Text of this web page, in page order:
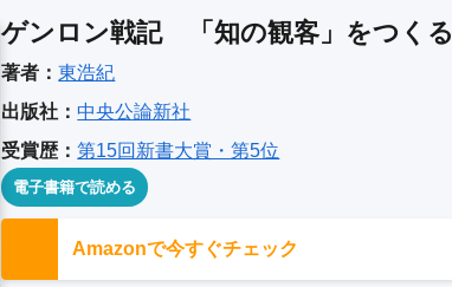
ゲンロン戦記 「知の観客」をつくる
著者：東浩紀
出版社：中央公論新社
受賞歴：第15回新書大賞・第5位
電子書籍で読める
Amazonで今すぐチェック